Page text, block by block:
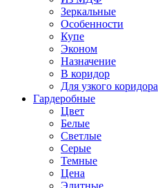
Зеркальные
Особенности
Купе
Эконом
Назначение
В коридор
Для узкого коридора
Гардеробные
Цвет
Белые
Светлые
Серые
Темные
Цена
Элитные